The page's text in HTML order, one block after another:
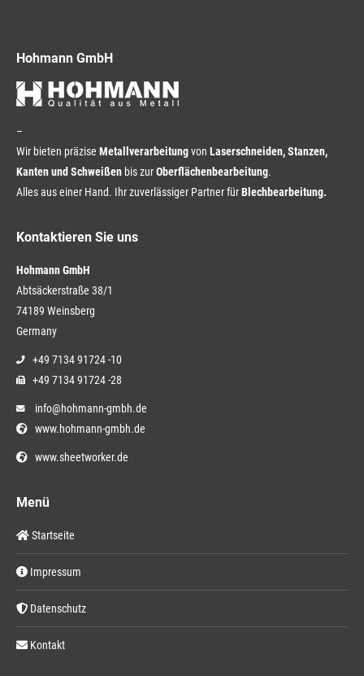
Hohmann GmbH
–
Wir bieten präzise Metallverarbeitungvon Laserschneiden, Stanzen,
Kanten und Schweißen bis zurOberflächenbearbeitung.
Alles aus einer Hand. Ihr zuverlässiger Partner fürBlechbearbeitung.
Kontaktieren Sie uns
Hohmann GmbH
Abtsäckerstraße 38/1
74189 Weinsberg
Germany
+49 7134 91724 -10
+49 7134 91724 -28
info@hohmann-gmbh.de
www.hohmann-gmbh.de
www.sheetworker.de
Menü
Startseite
Impressum
Datenschutz
Kontakt